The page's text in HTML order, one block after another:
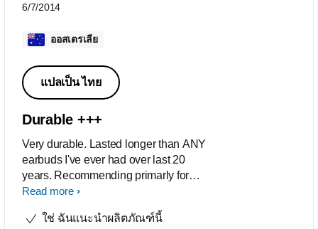
6/7/2014
ออสเตรเลีย
แปลเป็น ไทย
Durable +++
Very durable. Lasted longer than ANY
earbuds I've ever had over last 20
years. Recommending primarly for
durability. Oh, and they sound fine -
podcasts when walking/running and
Read more
ใช่ ฉันแนะนำผลิตภัณฑ์นี้